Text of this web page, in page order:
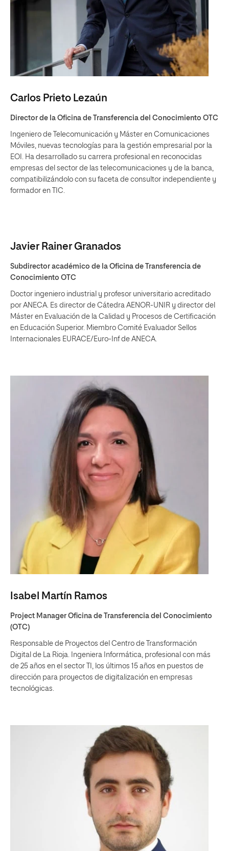
Carlos Prieto Lezaún
Director de la Oficina de Transferencia del Conocimiento OTC
Ingeniero de Telecomunicación y Máster en Comunicaciones
Móviles, nuevas tecnologías para la gestión empresarial por la
EOI. Ha desarrollado su carrera profesional en reconocidas
empresas del sector de las telecomunicaciones y de la banca,
compatibilizándolo con su faceta de consultor independiente y
formador en TIC.
Javier Rainer Granados
Subdirector académico de la Oficina de Transferencia de
Conocimiento OTC
Doctor ingeniero industrial y profesor universitario acreditado
por ANECA. Es director de Cátedra AENOR-UNIR y director del
Máster en Evaluación de la Calidad y Procesos de Certificación
en Educación Superior. Miembro Comité Evaluador Sellos
Internacionales EURACE/Euro-Inf de ANECA.
Isabel Martín Ramos
Project Manager Oficina de Transferencia del Conocimiento
(OTC)
Responsable de Proyectos del Centro de Transformación
Digital de La Rioja. Ingeniera Informática, profesional con más
de 25 años en el sector TI, los últimos 15 años en puestos de
dirección para proyectos de digitalización en empresas
tecnológicas.